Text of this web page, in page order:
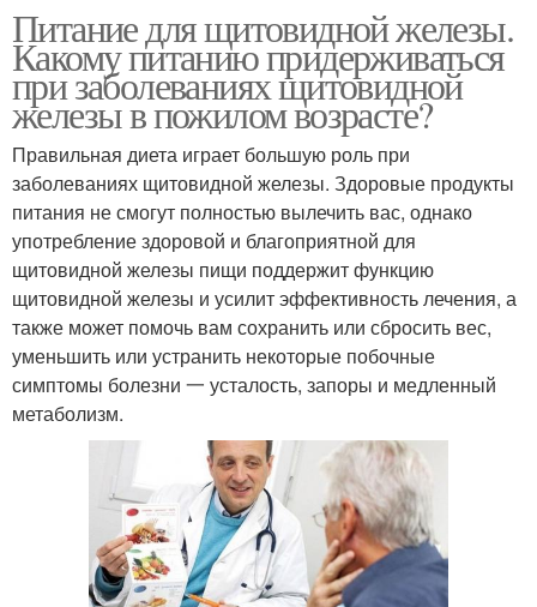
Питание для щитовидной железы.
Какому питанию придерживаться
при заболеваниях щитовидной
железы в пожилом возрасте?
Правильная диета играет большую роль при
заболеваниях щитовидной железы. Здоровые продукты
питания не смогут полностью вылечить вас, однако
употребление здоровой и благоприятной для
щитовидной железы пищи поддержит функцию
щитовидной железы и усилит эффективность лечения, а
также может помочь вам сохранить или сбросить вес,
уменьшить или устранить некоторые побочные
симптомы болезни 一 усталость, запоры и медленный
метаболизм.